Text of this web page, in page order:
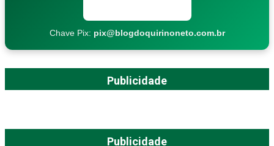
Chave Pix: pix@blogdoquirinoneto.com.br
Publicidade
Publicidade